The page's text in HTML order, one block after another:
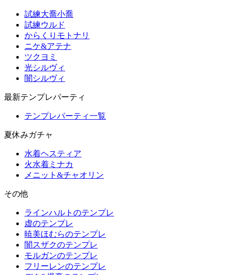
試練大喬小喬
試練ウルド
からくりモトナリ
ニケ&アテナ
ツクヨミ
光シルヴィ
闇シルヴィ
最新テンプレパーティ
テンプレパーティ一覧
夏休みガチャ
水着ヘスティア
火水着ミナカ
メニット&チャオリン
その他
ラインハルトのテンプレ
虚のテンプレ
暁美ほむらのテンプレ
闇スザクのテンプレ
モルガンのテンプレ
フリーレンのテンプレ